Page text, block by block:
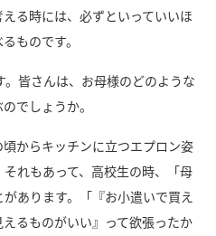
る時には、必ずといっていいほ
ものです。
皆さんは、お母様のどのような
でしょうか。
からキッチンに立つエプロン姿
れもあって、高校生の時、「母
あります。「『お小遣いで買え
るものがいい』って欲張ったか